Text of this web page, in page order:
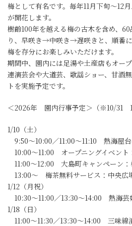
梅として有名です。毎年11月下旬～12
が開花します。
樹齢100年を越える梅の古木を含め、
り、早咲き→中咲き→遅咲きと、順番に
梅を存分にお楽しみいただけます。
期間中、園内には足湯や土産店もオー
連演芸会や大道芸、歌謡ショー、甘酒
トを実施予定です。
＜2026年 園内行事予定＞（※10/31
1/10（土）
9:50～10:00／11:00～11:10 熱海屋
10:00～11:00 オープニングイベント
11:00～12:00 大島町キャンペーン：
13:00～ 梅茶無料サービス：中央
1/12（月祝）
10:30～11:00／13:30～14:00 熱海芸
1/18（日）
11:00～11:30／13:30～14:00 三味線